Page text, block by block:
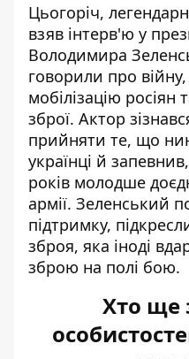
Цьогоріч,
взяв інтерв'ю у
Володимира
говорили про
мобілізацію росіян
зброї. Актор
прийняти те, що
українці й
років молодше
армії. Зеленський
підтримку,
зброя, яка іноді
зброю на полі бою.
Хто ще